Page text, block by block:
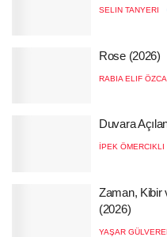
SELIN TANYERI
Rose (2026)
RABIA ELIF
Duvara
İPEK ÖMERCIKLI
Zaman, Kibir
(2026)
YAŞAR